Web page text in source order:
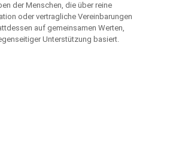
der Menschen, die über reine
oder vertragliche Vereinbarungen
auf gemeinsamen Werten,
Unterstützung basiert.